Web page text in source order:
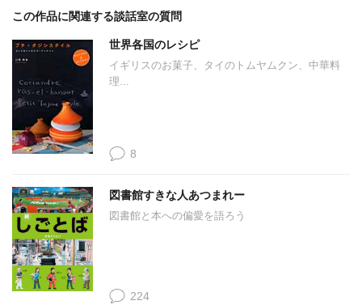
この作品に関連する談話室の質問
世界各国のレシピ
イギリスのお菓子、タイのトムヤムクン、中華料
理...
8
図書館すきな人あつまれー
図書館と本への偏愛を語ろう
224